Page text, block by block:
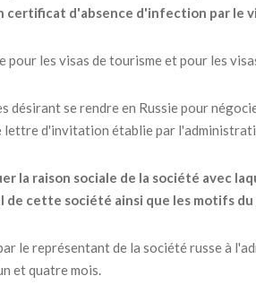
certificat d'absence d'infection par le
pour les visas de tourisme et pour les
désirant se rendre en Russie pour
lettre d'invitation établie par
la raison sociale de la société avec
de cette société ainsi que les motifs du
le représentant de la société russe à
et quatre mois.